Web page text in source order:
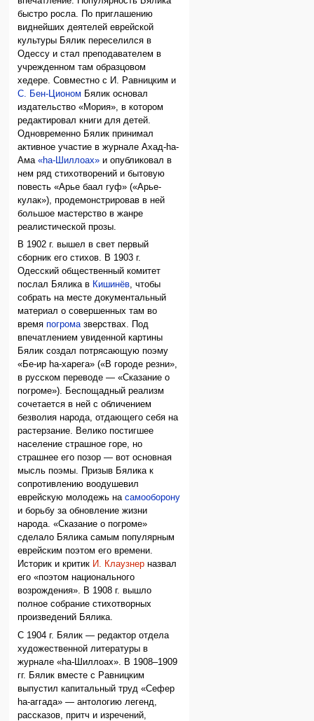
быстро росла. По приглашению
виднейших деятелей еврейской
культуры Бялик переселился в
Одессу и стал преподавателем в
учрежденном там образцовом
хедере. Совместно с И. Равницким и
С. Бен-Ционом Бялик основал
издательство «Мория», в котором
редактировал книги для детей.
Одновременно Бялик принимал
активное участие в журнале Ахад-hа-
Ама«hа-Шиллоах» и опубликовал в
нем ряд стихотворений и бытовую
повесть «Арье баал гуф» («Арье-
кулак»), продемонстрировав в ней
большое мастерство в жанре
реалистической прозы.
В 1902 г. вышел в свет первый
сборник его стихов. В 1903 г.
Одесский общественный комитет
послал Бялика в Кишинёв, чтобы
собрать на месте документальный
материал о совершенных там во
времяпогромазверствах. Под
впечатлением увиденной картины
Бялик создал потрясающую поэму
«Бе-ир hа-харега» («В городе резни»,
в русском переводе — «Сказание о
погроме»). Беспощадный реализм
сочетается в ней с обличением
безволия народа, отдающего себя на
растерзание. Велико постигшее
население страшное горе, но
страшнее его позор — вот основная
мысль поэмы. Призыв Бялика к
сопротивлению воодушевил
еврейскую молодежь насамооборону
и борьбу за обновление жизни
народа. «Сказание о погроме»
сделало Бялика самым популярным
еврейским поэтом его времени.
Историк и критик И. Клаузнер назвал
его «поэтом национального
возрождения». В 1908 г. вышло
полное собрание стихотворных
произведений Бялика.
С 1904 г. Бялик — редактор отдела
художественной литературы в
журнале «hа-Шиллоах». В 1908–1909
гг. Бялик вместе с Равницким
выпустил капитальный труд «Сефер
hа-аггада» — антологию легенд,
рассказов, притч и изречений,